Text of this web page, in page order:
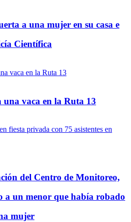
a una mujer en su casa e
Científica
una vaca en la Ruta 13
del Centro de Monitoreo,
a un menor que había robado
mujer